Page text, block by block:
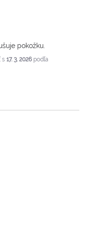
pokožku.
s 17. 3. 2026 podľa